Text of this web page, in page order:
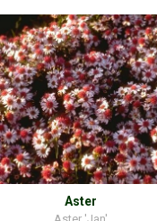
Aster
Aster 'Jan'